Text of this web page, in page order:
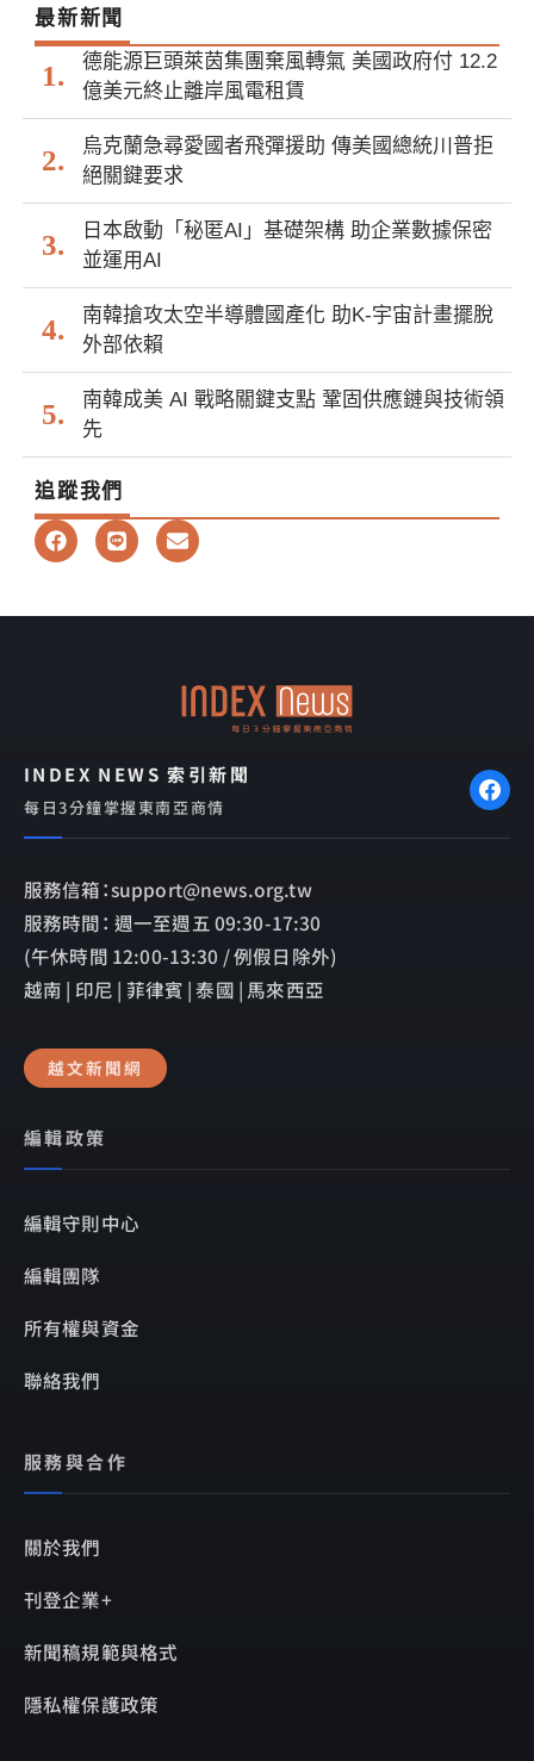
最新新聞
德能源巨頭萊茵集團棄風轉氣 美國政府付 12.2
億美元終止離岸風電租賃
烏克蘭急尋愛國者飛彈援助 傳美國總統川普拒
絕關鍵要求
日本啟動「秘匿AI」基礎架構 助企業數據保密
並運用AI
南韓搶攻太空半導體國產化 助K-宇宙計畫擺脫
外部依賴
南韓成美 AI 戰略關鍵支點 鞏固供應鏈與技術領
先
追蹤我們
F
a
b
L
i
E
n
l
INDEX NEWS 索引新聞
每日3分鐘掌握東南亞商情
服務信箱：support@news.org.tw
服務時間： 週一至週五 09:30-17:30
(午休時間 12:00-13:30 / 例假日除外)
越南 | 印尼 | 菲律賓 | 泰國 | 馬來西亞
越文新聞網
編輯政策
編輯守則中心
編輯團隊
所有權與資金
聯絡我們
服務與合作
關於我們
刊登企業+
新聞稿規範與格式
隱私權保護政策